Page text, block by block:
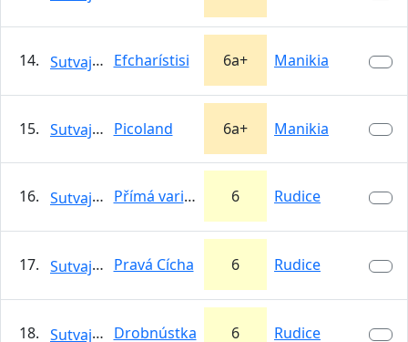
14. Sutvajka Efcharístisi 6a+ Manikia
15. Sutvajka Picoland 6a+ Manikia
16. Sutvajka Přímá varianta Cíchy 6 Rudice
17. Sutvajka Pravá Cícha 6 Rudice
18. Sutvajka Drobnústka 6 Rudice